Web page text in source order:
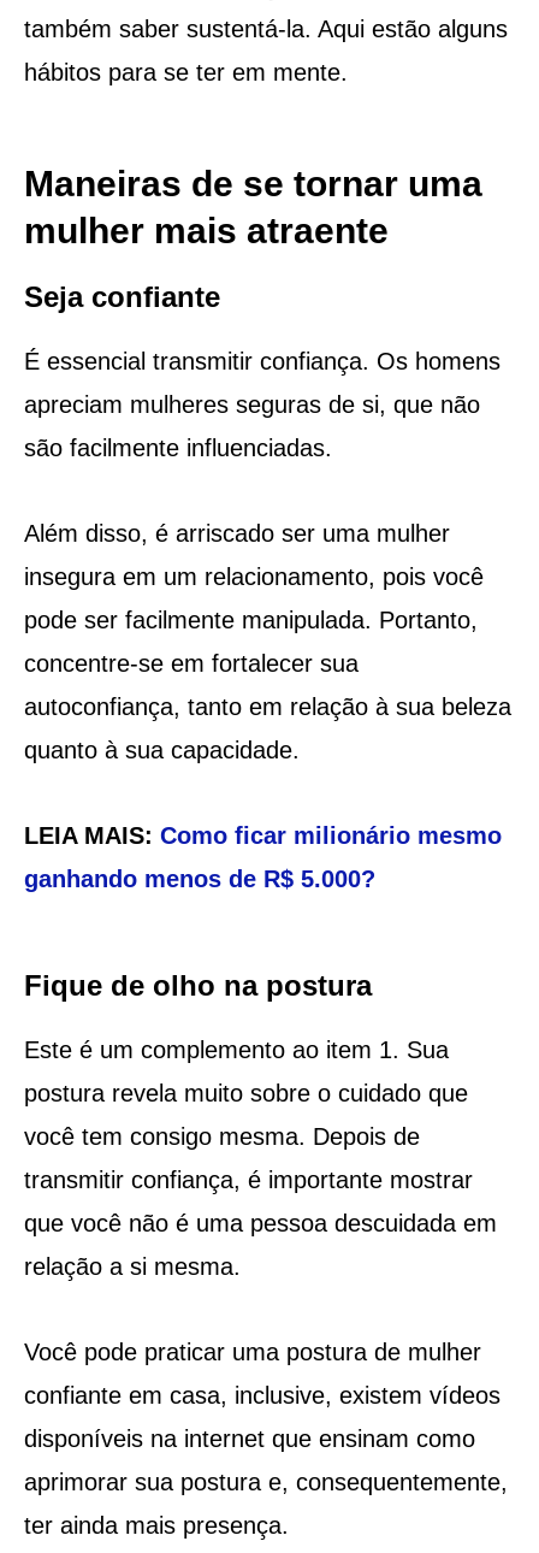
também saber sustentá-la. Aqui estão alguns
hábitos para se ter em mente.
Maneiras de se tornar uma
mulher mais atraente
Seja confiante
É essencial transmitir confiança. Os homens
apreciam mulheres seguras de si, que não
são facilmente influenciadas.
Além disso, é arriscado ser uma mulher
insegura em um relacionamento, pois você
pode ser facilmente manipulada. Portanto,
concentre-se em fortalecer sua
autoconfiança, tanto em relação à sua beleza
quanto à sua capacidade.
LEIA MAIS: Como ficar milionário mesmo
ganhando menos de R$ 5.000?
Fique de olho na postura
Este é um complemento ao item 1. Sua
postura revela muito sobre o cuidado que
você tem consigo mesma. Depois de
transmitir confiança, é importante mostrar
que você não é uma pessoa descuidada em
relação a si mesma.
Você pode praticar uma postura de mulher
confiante em casa, inclusive, existem vídeos
disponíveis na internet que ensinam como
aprimorar sua postura e, consequentemente,
ter ainda mais presença.